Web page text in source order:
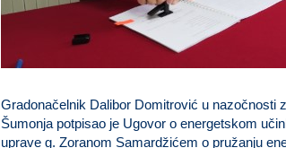
Gradonačelnik Dalibor Domitrović u nazočnosti
Šumonja potpisao je Ugovor o energetskom
uprave g. Zoranom Samardžićem o pružanju